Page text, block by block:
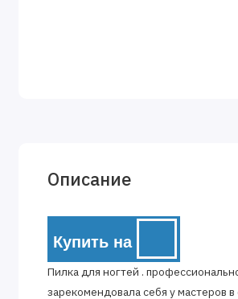
Описание
Купить на
Пилка для ногтей .
зарекомендовала себя у мастеров